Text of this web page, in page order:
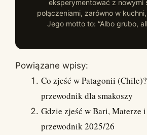
eksperymentować z nowymi
połączeniami, zarówno w
Jego motto to: “Albo grubo,
Powiązane wpisy:
Co zjeść w Patagonii
przewodnik dla smakoszy
Gdzie zjeść w Bari, Materze
przewodnik 2025/26